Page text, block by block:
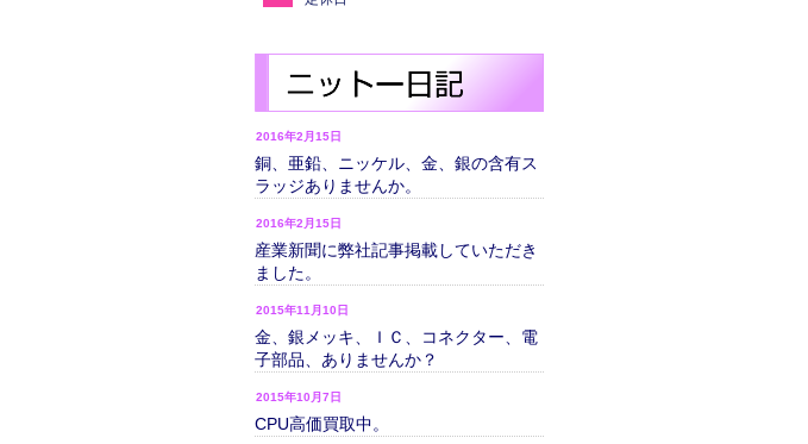
2016年2月15日
銅、亜鉛、ニッケル、金、銀の含有ス
ラッジありませんか。
2016年2月15日
産業新聞に弊社記事掲載していただき
ました。
2015年11月10日
金、銀メッキ、ＩＣ、コネクター、電
子部品、ありませんか？
2015年10月7日
CPU高価買取中。